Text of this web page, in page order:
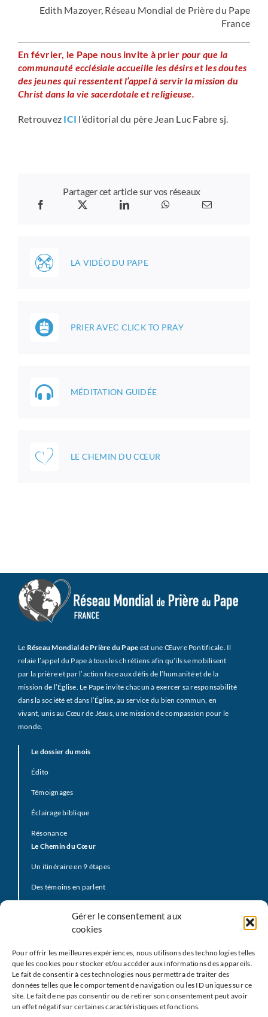
Gérer le consentement aux
cookies
Pour offrir les meilleures expériences, nous utilisons des technologies telles
que les cookies pour stocker et/ou accéder aux informations des appareils.
Le fait de consentir à ces technologies nous permettra de traiter des
données telles que le comportement de navigation ou les ID uniques sur ce
site. Le fait de ne pas consentir ou de retirer son consentement peut avoir
un effet négatif sur certaines caractéristiques et fonctions.
Edith Mazoyer, Réseau Mondial de Prière du Pape
France
En février, le Pape nous invite à prier pour que la
communauté ecclésiale accueille les désirs et les doutes
des jeunes qui ressentent l’appel à servir la mission du
Christ dans la vie sacerdotale et religieuse.
Retrouvez ICI l’éditorial du père Jean Luc Fabre sj.
Partager cet article sur vos réseaux
LA VIDÉO DU PAPE
PRIER AVEC CLICK TO PRAY
MÉDITATION GUIDÉE
LE CHEMIN DU CŒUR
Le Réseau Mondial de Prière du Pape est une Œuvre Pontificale. Il
relaie l’appel du Pape à tous les chrétiens afin qu’ils se mobilisent
par la prière et par l’action face aux défis de l’humanité et de la
mission de l’Église. Le Pape invite chacun à exercer sa responsabilité
dans la société et dans l’Église, au service du bien commun, en
vivant, unis au Cœur de Jésus, une mission de compassion pour le
monde.
Le dossier du mois
Édito
Témoignages
Éclairage biblique
Résonance
Le Chemin du Cœur
Un itinéraire en 9 étapes
Des témoins en parlent
La Vidéo du Pape
Prier avec la Parole de Dieu
Prière Universelle